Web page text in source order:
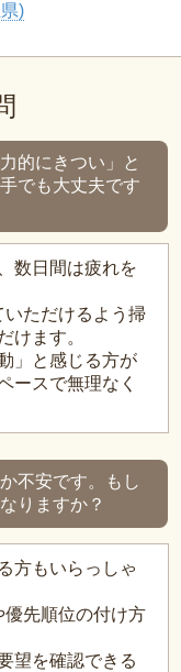
)
的にきつい」と
でも大丈夫です
数日間は疲れを
ただけるよう掃
けます。
」と感じる方が
ースで無理なく
不安です。もし
りますか？
方もいらっしゃ
先順位の付け方
望を確認できる